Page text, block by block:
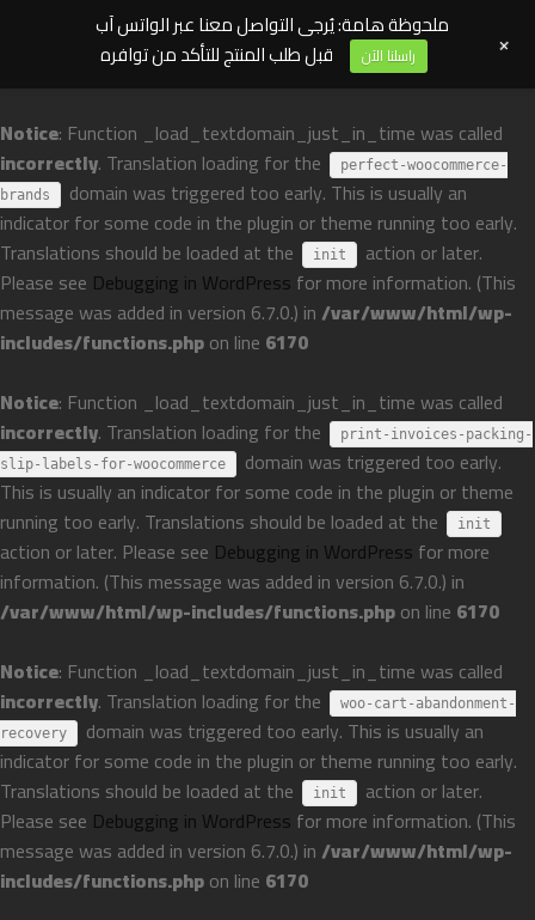
Notice: Function _load_textdomain_just_in_time was called
incorrectly. Translation loading for the
perfect-woocommerce-
brands
domain was triggered too early. This is usually an
indicator for some code in the plugin or theme running too early.
Translations should be loaded at the
init
action or later.
Please see Debugging in WordPress for more information. (This
message was added in version 6.7.0.) in/var/www/html/wp-
includes/functions.phpon line 6170
Notice: Function _load_textdomain_just_in_time was called
incorrectly. Translation loading for the
print-invoices-packing-
slip-labels-for-woocommerce
domain was triggered too early.
This is usually an indicator for some code in the plugin or theme
running too early. Translations should be loaded at the
init
action or later. Please see Debugging in WordPress for more
information. (This message was added in version 6.7.0.) in
/var/www/html/wp-includes/functions.phpon line 6170
Notice: Function _load_textdomain_just_in_time was called
incorrectly. Translation loading for the
woo-cart-abandonment-
recovery
domain was triggered too early. This is usually an
indicator for some code in the plugin or theme running too early.
Translations should be loaded at the
init
action or later.
Please see Debugging in WordPress for more information. (This
message was added in version 6.7.0.) in/var/www/html/wp-
includes/functions.phpon line 6170
ملحوظة هامة: يُرجى التواصل معنا عبر الواتس آب
قبل طلب المنتج للتأكد من توافره
راسلنا الآن +